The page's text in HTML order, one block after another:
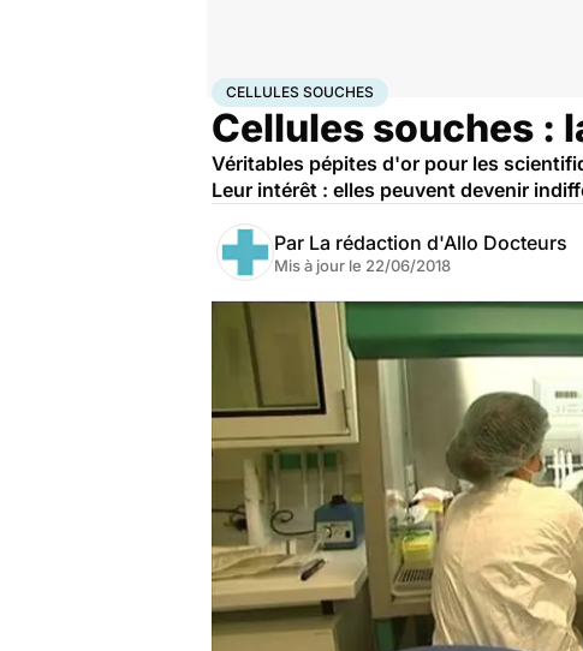
Accueil Santé MaladiesCellules souches
CELLULES SOUCHES
Cellules souches :
Véritables pépites d'or pour les
Leur intérêt : elles peuvent devenir
Par La rédaction d'Allo Docteurs
Mis à jour le 22/06/2018